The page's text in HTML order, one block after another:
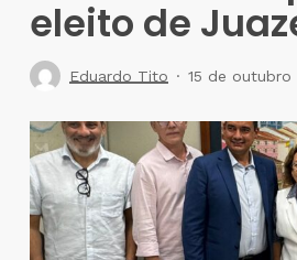
eleito de
Eduardo Tito 15 de outubro